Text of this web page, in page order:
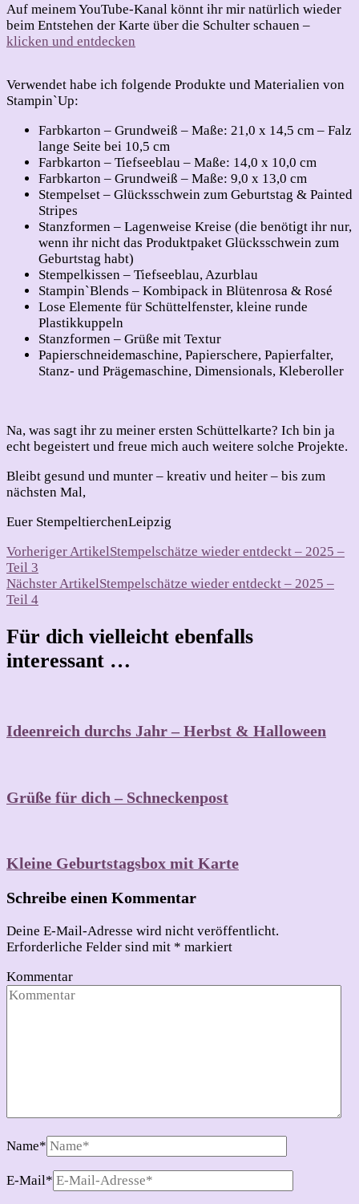
Auf meinem YouTube-Kanal könnt ihr mir natürlich wieder
beim Entstehen der Karte über die Schulter schauen –
klicken und entdecken
Verwendet habe ich folgende Produkte und Materialien von
Stampin`Up:
Farbkarton – Grundweiß – Maße: 21,0 x 14,5 cm – Falz
lange Seite bei 10,5 cm
Farbkarton – Tiefseeblau – Maße: 14,0 x 10,0 cm
Farbkarton – Grundweiß – Maße: 9,0 x 13,0 cm
Stempelset – Glücksschwein zum Geburtstag & Painted
Stripes
Stanzformen – Lagenweise Kreise (die benötigt ihr nur,
wenn ihr nicht das Produktpaket Glücksschwein zum
Geburtstag habt)
Stempelkissen – Tiefseeblau, Azurblau
Stampin`Blends – Kombipack in Blütenrosa & Rosé
Lose Elemente für Schüttelfenster, kleine runde
Plastikkuppeln
Stanzformen – Grüße mit Textur
Papierschneidemaschine, Papierschere, Papierfalter,
Stanz- und Prägemaschine, Dimensionals, Kleberoller
Na, was sagt ihr zu meiner ersten Schüttelkarte? Ich bin ja
echt begeistert und freue mich auch weitere solche Projekte.
Bleibt gesund und munter – kreativ und heiter – bis zum
nächsten Mal,
Euer StempeltierchenLeipzig
Beitragsnavigation
Vorheriger ArtikelStempelschätze wieder entdeckt – 2025 –
Teil 3
Nächster ArtikelStempelschätze wieder entdeckt – 2025 –
Teil 4
Für dich vielleicht ebenfalls
interessant …
Ideenreich durchs Jahr – Herbst & Halloween
Grüße für dich – Schneckenpost
Kleine Geburtstagsbox mit Karte
Schreibe einen Kommentar
Deine E-Mail-Adresse wird nicht veröffentlicht.
Erforderliche Felder sind mit * markiert
Kommentar
Name*
E-Mail*